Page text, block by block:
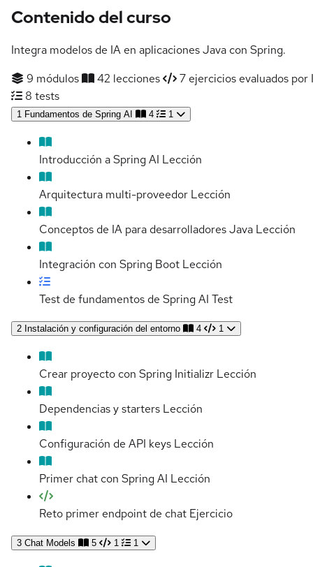
Contenido del curso
Integra modelos de IA en aplicaciones Java con Spring.
9 módulos
42 lecciones
7 ejercicios evaluados por
8 tests
1 Fundamentos de Spring AI 4 1
Introducción a Spring AI Lección
Arquitectura multi-proveedor Lección
Conceptos de IA para desarrolladores Java Lección
Integración con Spring Boot Lección
Test de fundamentos de Spring AI Test
2 Instalación y configuración del entorno 4 1
Crear proyecto con Spring Initializr Lección
Dependencias y starters Lección
Configuración de API keys Lección
Primer chat con Spring AI Lección
Reto primer endpoint de chat Ejercicio
3 Chat Models 5 1 1